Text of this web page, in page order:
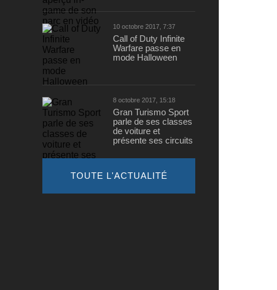
10 octobre 2017, 7:37
Call of Duty Infinite
Warfare passe en
mode Halloween
8 octobre 2017, 15:18
Gran Turismo Sport
parle de ses classes
de voiture et
présente ses circuits
TOUTE L'ACTUALITÉ